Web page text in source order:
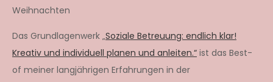
Weihnachten
Das Grundlagenwerk „Soziale Betreuung: endlich klar!
Kreativ und individuell planen und anleiten.“ ist das Best-
of meiner langjährigen Erfahrungen in der